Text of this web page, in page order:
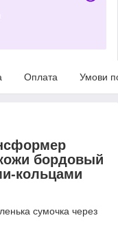
Оплата Умови
бордовый
кольцами
сумочка через